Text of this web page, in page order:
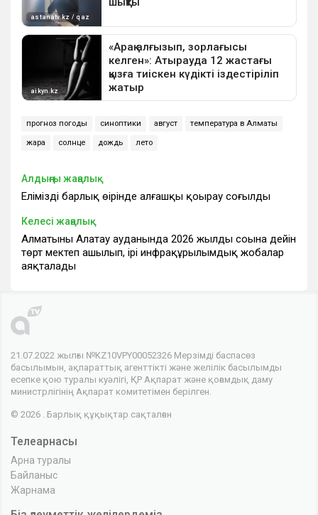
прогноз погоды синоптики август температура в Алматы
жара солнце дождь лето
Алдыңғы жаңалық
Еліміздің барлық өңірінде алғашқы қоңырау соғылды
Келесі жаңалық
Алматының Алатау ауданында 2026 жылдың соңына дейін
төрт мектеп ашылып, ірі инфрақұрылымдық жобалар
аяқталады
21.07.2022 жылғы №KZ10VPY00052326 Мерзімді баспасөз
басылымын, ақпараттық агенттікті және желілік басылымды
есепке қою туралы куәлігі, ҚР Ақпарат және қоғамдық даму
министрлігінің Ақпарат комитетімен берілген.
© 2026 . Барлық құқықтар сақталған
Телеарнасы
Арна туралы
Байланыс
Жарнама